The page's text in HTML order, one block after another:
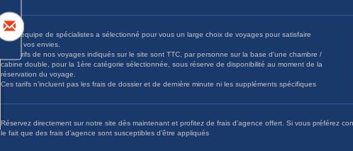
Notre équipe de spécialistes a sélectionné pour vous un large choix de voyages pour satisfaire
toutes vos envies.
Les tarifs de nos voyages indiqués sur le site sont TTC, par personne sur la base d'une chambre /
cabine double, pour la 1ère catégorie sélectionnée, sous réserve de disponibilité au moment de la
réservation du voyage.
Ces tarifs n’incluent pas les frais de dossier et de dernière minute ni les suppléments spécifiques
Réservez directement sur notre site dès maintenant et profitez de frais d’agence offert. Si vous préférez
le fait que des frais d’agence sont susceptibles d’être appliqués